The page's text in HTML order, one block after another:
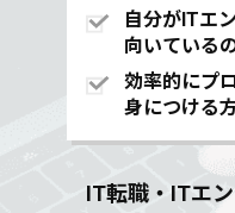
自分がITエ
向いている
効率的にプ
身につける
IT転職・ITエ